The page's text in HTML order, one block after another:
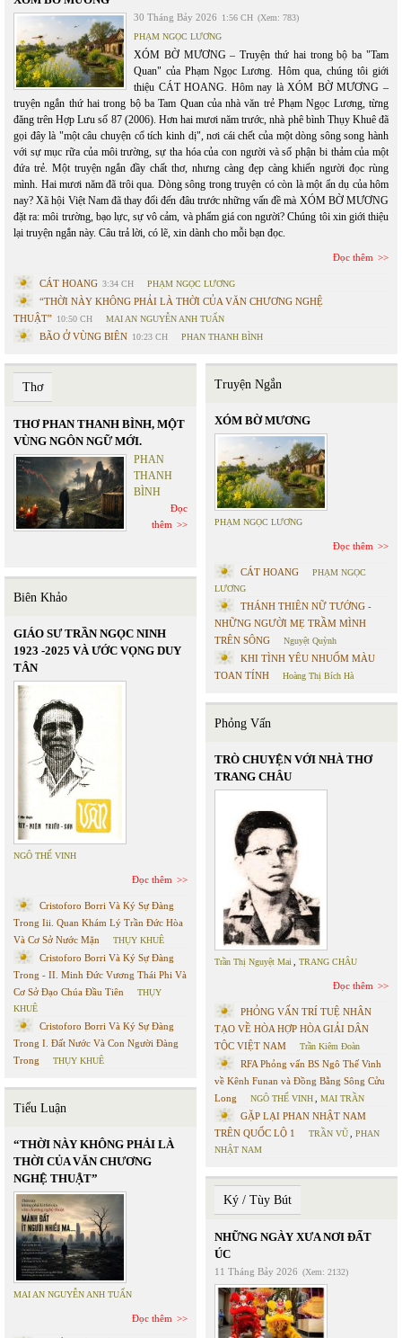
30 Tháng Bảy 2026 1:56 CH (Xem: 783)
PHẠM NGỌC LƯƠNG
XÓM BỜ MƯƠNG – Truyện thứ hai trong bộ ba "Tam
Quan" của Phạm Ngọc Lương. Hôm qua, chúng tôi giới
thiệu CÁT HOANG. Hôm nay là XÓM BỜ MƯƠNG –
truyện ngắn thứ hai trong bộ ba Tam Quan của nhà văn trẻ Phạm Ngọc Lương, từng
đăng trên Hợp Lưu số 87 (2006). Hơn hai mươi năm trước, nhà phê bình Thụy Khuê đã
gọi đây là "một câu chuyện cổ tích kinh dị", nơi cái chết của một dòng sông song hành
với sự mục rữa của môi trường, sự tha hóa của con người và số phận bi thảm của một
đứa trẻ. Một truyện ngắn đầy chất thơ, nhưng càng đẹp càng khiến người đọc rùng
mình. Hai mươi năm đã trôi qua. Dòng sông trong truyện có còn là một ẩn dụ của hôm
nay? Xã hội Việt Nam đã thay đổi đến đâu trước những vấn đề mà XÓM BỜ MƯƠNG
đặt ra: môi trường, bạo lực, sự vô cảm, và phẩm giá con người? Chúng tôi xin giới thiệu
lại truyện ngắn này. Câu trả lời, có lẽ, xin dành cho mỗi bạn đọc.
Đọc thêm
CÁT HOANG 3:34 CH PHẠM NGỌC LƯƠNG
“THỜI NÀY KHÔNG PHẢI LÀ THỜI CỦA VĂN CHƯƠNG NGHỆ
THUẬT” 10:50 CH MAI AN NGUYỄN ANH TUẤN
BÃO Ở VÙNG BIÊN 10:23 CH PHAN THANH BÌNH
Thơ
THƠ PHAN THANH BÌNH, MỘT
VÙNG NGÔN NGỮ MỚI.
PHAN
THANH
BÌNH
Đọc
thêm
Biên Khảo
GIÁO SƯ TRẦN NGỌC NINH
1923 -2025 VÀ ƯỚC VỌNG DUY
TÂN
NGÔ THẾ VINH
Đọc thêm
Cristoforo Borri Và Ký Sự Đàng
Trong Iii. Quan Khám Lý Trần Đức Hòa
Và Cơ Sở Nước Mặn
THỤY KHUÊ
Cristoforo Borri Và Ký Sự Đàng
Trong - II. Minh Đức Vương Thái Phi Và
Cơ Sở Đạo Chúa Đầu Tiên
THỤY
KHUÊ
Cristoforo Borri Và Ký Sự Đàng
Trong I. Đất Nước Và Con Người Đàng
Trong
THỤY KHUÊ
Tiểu Luận
“THỜI NÀY KHÔNG PHẢI LÀ
THỜI CỦA VĂN CHƯƠNG
NGHỆ THUẬT”
MAI AN NGUYỄN ANH TUẤN
Đọc thêm
Truyện Ngắn
XÓM BỜ MƯƠNG
PHẠM NGỌC LƯƠNG
Đọc thêm
CÁT HOANG
PHẠM NGỌC
LƯƠNG
THÁNH THIÊN NỮ TƯỚNG -
NHỮNG NGƯỜI MẸ TRẦM MÌNH
TRÊN SÔNG
Nguyệt Quỳnh
KHI TÌNH YÊU NHUỐM MÀU
TOAN TÍNH
Hoàng Thị Bích Hà
Phỏng Vấn
TRÒ CHUYỆN VỚI NHÀ THƠ
TRANG CHÂU
Trần Thị Nguyệt Mai, TRANG CHÂU
Đọc thêm
PHỎNG VẤN TRÍ TUỆ NHÂN
TẠO VỀ HÒA HỢP HÒA GIẢI DÂN
TỘC VIỆT NAM
Trần Kiêm Đoàn
RFA Phỏng vấn BS Ngô Thế Vinh
về Kênh Funan và Đồng Bằng Sông Cửu
Long
NGÔ THẾ VINH, MAI TRẦN
GẶP LẠI PHAN NHẬT NAM
TRÊN QUỐC LỘ 1
TRẦN VŨ, PHAN
NHẬT NAM
Ký / Tùy Bút
NHỮNG NGÀY XƯA NƠI ĐẤT
ÚC
11 Tháng Bảy 2026 (Xem: 2132)